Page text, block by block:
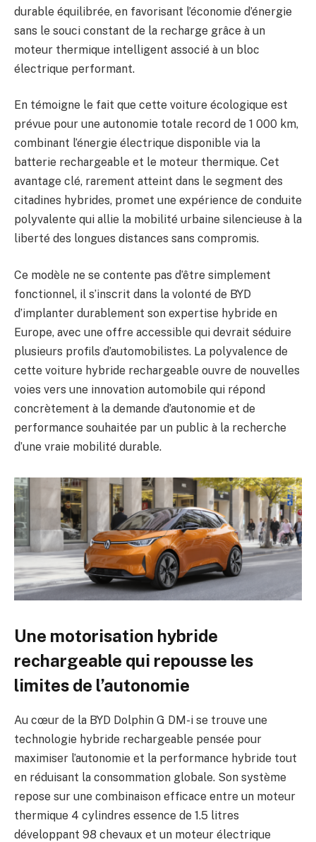
durable équilibrée, en favorisant l’économie d’énergie
sans le souci constant de la recharge grâce à un
moteur thermique intelligent associé à un bloc
électrique performant.
En témoigne le fait que cette voiture écologique est
prévue pour une autonomie totale record de 1 000 km,
combinant l’énergie électrique disponible via la
batterie rechargeable et le moteur thermique. Cet
avantage clé, rarement atteint dans le segment des
citadines hybrides, promet une expérience de conduite
polyvalente qui allie la mobilité urbaine silencieuse à la
liberté des longues distances sans compromis.
Ce modèle ne se contente pas d’être simplement
fonctionnel, il s’inscrit dans la volonté de BYD
d’implanter durablement son expertise hybride en
Europe, avec une offre accessible qui devrait séduire
plusieurs profils d’automobilistes. La polyvalence de
cette voiture hybride rechargeable ouvre de nouvelles
voies vers une innovation automobile qui répond
concrètement à la demande d’autonomie et de
performance souhaitée par un public à la recherche
d’une vraie mobilité durable.
Une motorisation hybride
rechargeable qui repousse les
limites de l’autonomie
Au cœur de la BYD Dolphin G DM-i se trouve une
technologie hybride rechargeable pensée pour
maximiser l’autonomie et la performance hybride tout
en réduisant la consommation globale. Son système
repose sur une combinaison efficace entre un moteur
thermique 4 cylindres essence de 1.5 litres
développant 98 chevaux et un moteur électrique